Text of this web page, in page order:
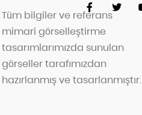
Tüm bilgiler ve referans
mimari görselleştirme
tasarımlarımızda sunulan
görseller tarafımızdan
hazırlanmış ve tasarlanmıştır.